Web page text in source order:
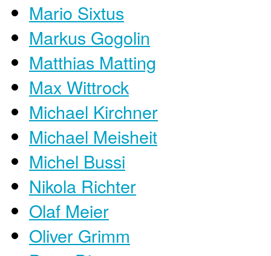
Mario Sixtus
Markus Gogolin
Matthias Matting
Max Wittrock
Michael Kirchner
Michael Meisheit
Michel Bussi
Nikola Richter
Olaf Meier
Oliver Grimm